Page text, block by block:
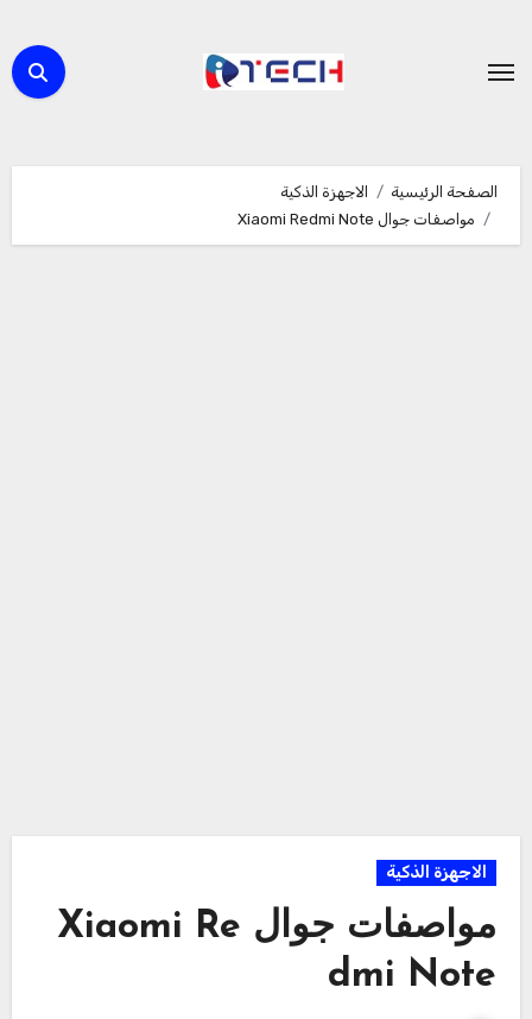
المحتوى
الصفحة الرئيسية
الاجهزة الذكية
مواصفات جوال Xiaomi Redmi Note
الاجهزة الذكية
مواصفات جوال Xiaomi Re
dmi Note